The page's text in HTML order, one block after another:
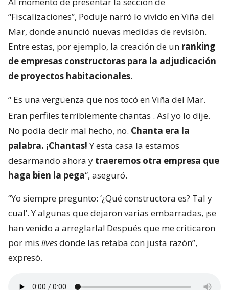
“Fiscalizaciones”, Poduje narró lo vivido en Viña del
Mar, donde anunció nuevas medidas de revisión.
Entre estas, por ejemplo, la creación de un ranking
de empresas constructoras para la adjudicación
de proyectos habitacionales.
“ Es una vergüenza que nos tocó en Viña del Mar.
Eran perfiles terriblemente chantas . Así yo lo dije.
No podía decir mal hecho, no. Chanta era la
palabra. ¡Chantas!Y esta casa la estamos
desarmando ahora y traeremos otra empresa que
haga bien la pega“, aseguró.
“Yo siempre pregunto: ‘¿Qué constructora es? Tal y
cual’. Y algunas que dejaron varias embarradas, ¡se
han venido a arreglarla! Después que me criticaron
por mis livesdonde las retaba con justa razón”,
expresó.